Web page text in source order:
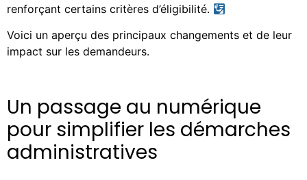
renforçant certains critères d’éligibilité.
Voici un aperçu des principaux changements et de leur
impact sur les demandeurs.
Un passage au numérique
pour simplifier les démarches
administratives